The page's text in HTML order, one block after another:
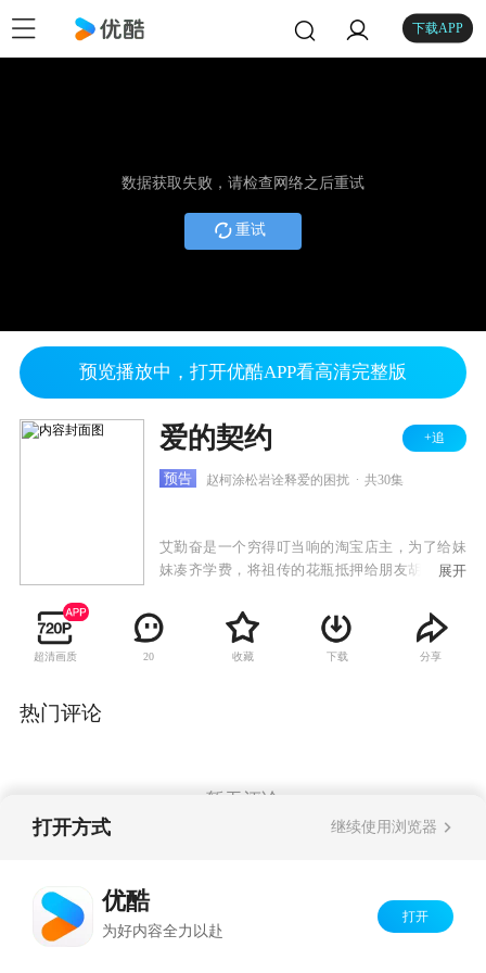
下载APP
数据获取失败，请检查网络之后重试
重试
预览播放中，打开优酷APP看高清完整版
爱的契约 +追
预告 赵柯涂松岩诠释爱的困扰 共30集
艾勤奋是一个穷得叮当响的淘宝店主，为了给妹
妹凑齐学费，将祖传的花瓶抵押给朋友胡光子，
钱霏霏撞成了重伤。钱霏霏是4S店的销售经理、
女强人，未婚夫周展名借她的钱炒股，令本来就
因筹备婚礼而拮据不堪的钱霏霏捉襟见肘。幸好
展开
超清画质 20 收藏 下载 分享
热门评论
暂无评论
打开方式 继续使用浏览器
优酷
为好内容全力以赴
打开